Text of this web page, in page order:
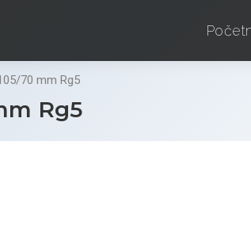
70 mm Rg5
Rg5